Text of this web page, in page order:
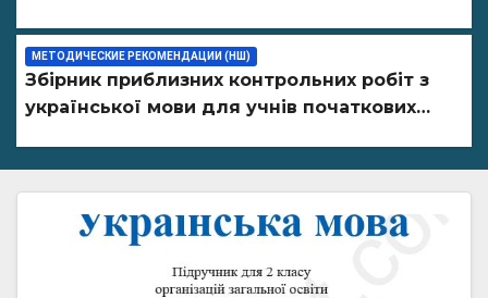
организациилор де ынвэцэмынт ӂенерал
МЕТОДИЧЕСКИЕ РЕКОМЕНДАЦИИ (НШ)
Збірник приблизних контрольних робіт з
української мови для учнів початкових